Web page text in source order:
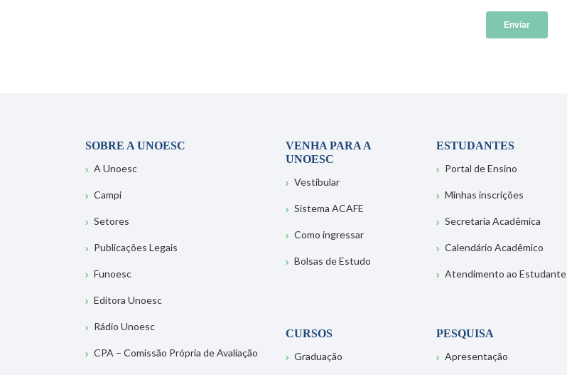
SOBRE A UNOESC
A Unoesc
Campi
Setores
Publicações Legais
Funoesc
Editora Unoesc
Rádio Unoesc
CPA – Comissão Própria de Avaliação
VENHA PARA A
UNOESC
Vestibular
Sistema ACAFE
Como ingressar
Bolsas de Estudo
ESTUDANTES
Portal de Ensino
Minhas inscrições
Secretaria Acadêmica
Calendário Acadêmico
Atendimento ao Estudante
CURSOS
Graduação
PESQUISA
Apresentação